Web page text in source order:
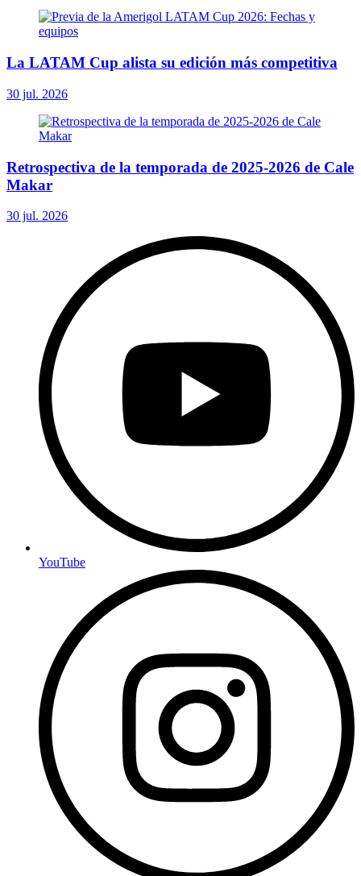
La LATAM Cup alista su edición más competitiva
30 jul. 2026
Retrospectiva de la temporada de 2025-2026 de Cale
Makar
30 jul. 2026
YouTube